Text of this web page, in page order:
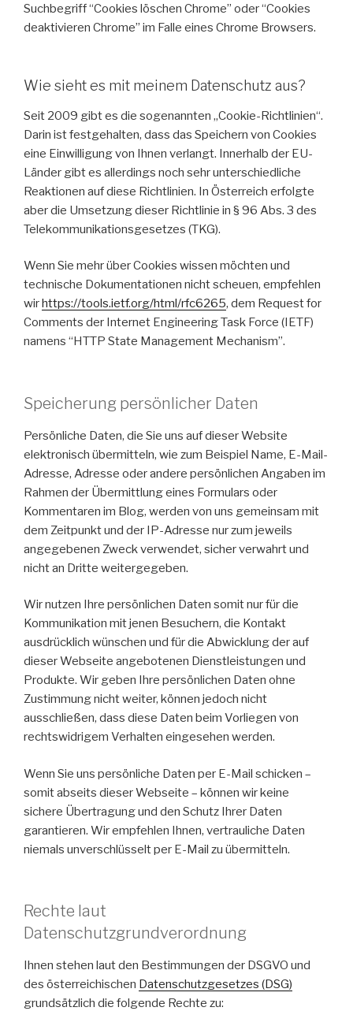
Suchbegriff “Cookies löschen Chrome” oder “Cookies
deaktivieren Chrome” im Falle eines Chrome Browsers.
Wie sieht es mit meinem Datenschutz aus?
Seit 2009 gibt es die sogenannten „Cookie-Richtlinien“.
Darin ist festgehalten, dass das Speichern von Cookies
eine Einwilligung von Ihnen verlangt. Innerhalb der EU-
Länder gibt es allerdings noch sehr unterschiedliche
Reaktionen auf diese Richtlinien. In Österreich erfolgte
aber die Umsetzung dieser Richtlinie in § 96 Abs. 3 des
Telekommunikationsgesetzes (TKG).
Wenn Sie mehr über Cookies wissen möchten und
technische Dokumentationen nicht scheuen, empfehlen
wirhttps://tools.ietf.org/html/rfc6265, dem Request for
Comments der Internet Engineering Task Force (IETF)
namens “HTTP State Management Mechanism”.
Speicherung persönlicher Daten
Persönliche Daten, die Sie uns auf dieser Website
elektronisch übermitteln, wie zum Beispiel Name, E-Mail-
Adresse, Adresse oder andere persönlichen Angaben im
Rahmen der Übermittlung eines Formulars oder
Kommentaren im Blog, werden von uns gemeinsam mit
dem Zeitpunkt und der IP-Adresse nur zum jeweils
angegebenen Zweck verwendet, sicher verwahrt und
nicht an Dritte weitergegeben.
Wir nutzen Ihre persönlichen Daten somit nur für die
Kommunikation mit jenen Besuchern, die Kontakt
ausdrücklich wünschen und für die Abwicklung der auf
dieser Webseite angebotenen Dienstleistungen und
Produkte. Wir geben Ihre persönlichen Daten ohne
Zustimmung nicht weiter, können jedoch nicht
ausschließen, dass diese Daten beim Vorliegen von
rechtswidrigem Verhalten eingesehen werden.
Wenn Sie uns persönliche Daten per E-Mail schicken –
somit abseits dieser Webseite – können wir keine
sichere Übertragung und den Schutz Ihrer Daten
garantieren. Wir empfehlen Ihnen, vertrauliche Daten
niemals unverschlüsselt per E-Mail zu übermitteln.
Rechte laut
Datenschutzgrundverordnung
Ihnen stehen laut den Bestimmungen der DSGVO und
des österreichischen Datenschutzgesetzes (DSG)
grundsätzlich die folgende Rechte zu: